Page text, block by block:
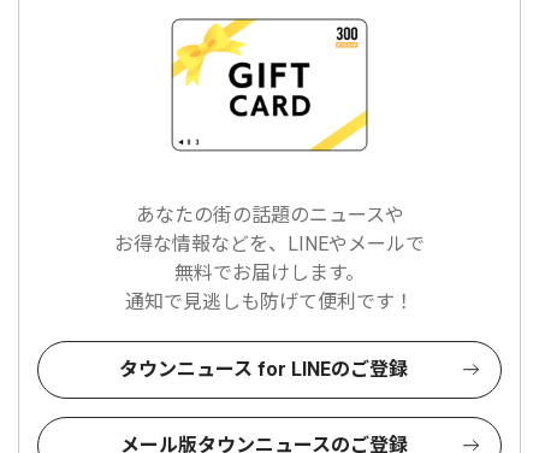
あなたの街の話題のニュースや
お得な情報などを、LINEやメールで
無料でお届けします。
通知で見逃しも防げて便利です！
タウンニュース for LINEのご登録
メール版タウンニュースのご登録